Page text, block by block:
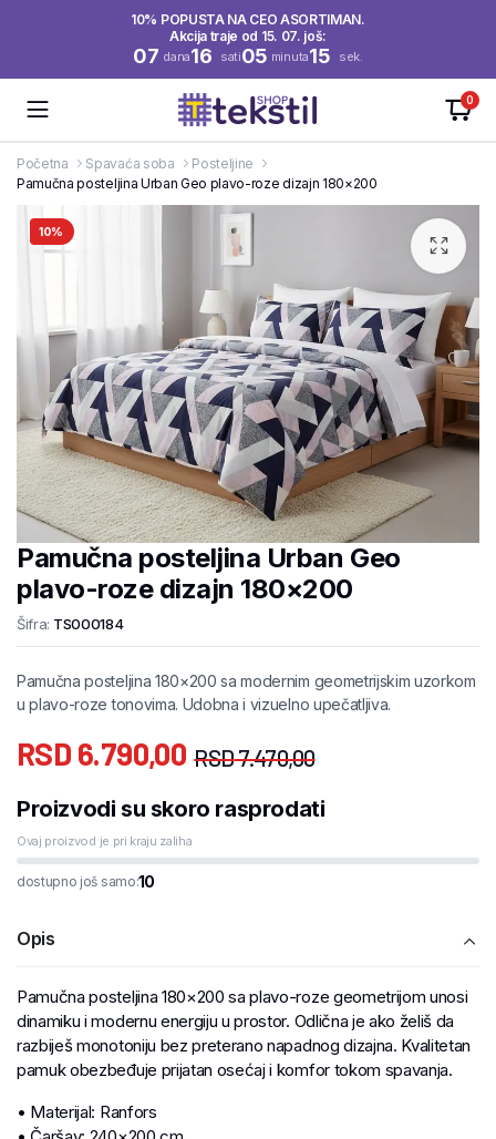
10% POPUSTA NA CEO ASORTIMAN.
Akcija traje od 15. 07. još:
07 dana16 sati05 minuta14 sek.
0
Početna Spavaća soba
Posteljine
Pamučna posteljina Urban Geo plavo-roze dizajn 180×200
10%
Pamučna posteljina Urban Geo
plavo-roze dizajn 180×200
Šifra: TS000184
Pamučna posteljina 180×200 sa modernim geometrijskim uzorkom
u plavo-roze tonovima. Udobna i vizuelno upečatljiva.
RSD7.470,00
RSD 6.790,00
Proizvodi su skoro rasprodati
Ovaj proizvod je pri kraju zaliha
dostupno još samo:10
Opis
Pamučna posteljina 180×200 sa plavo-roze geometrijom unosi
dinamiku i modernu energiju u prostor. Odlična je ako želiš da
razbiješ monotoniju bez preterano napadnog dizajna. Kvalitetan
pamuk obezbeđuje prijatan osećaj i komfor tokom spavanja.
• Materijal: Ranfors